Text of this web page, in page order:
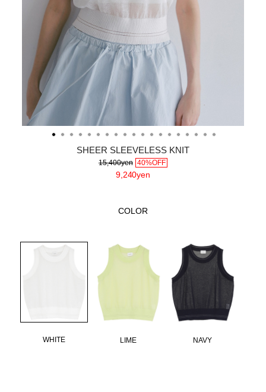
SHEER SLEEVELESS KNIT
15,400yen 40%OFF
9,240yen
COLOR
WHITE LIME NAVY